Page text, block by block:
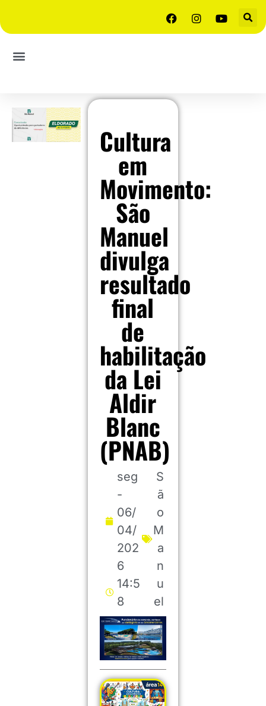
Cultura
em
Movimento:
São
Manuel
divulga
resultado
final
de
habilitação
da Lei
Aldir
Blanc
(PNAB)
seg
-
06/
04/
202
6
14:5
8
S
ã
o
M
a
n
u
el